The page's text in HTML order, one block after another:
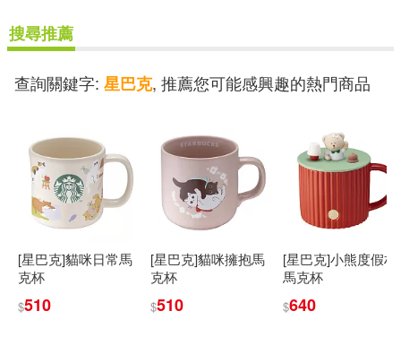
搜尋推薦
查詢關鍵字: 星巴克, 推薦您可能感興趣的熱門商品
[星巴克]貓咪日常馬
克杯
$510
[星巴克]貓咪擁抱馬
克杯
$510
[星巴克]小熊度假村
馬克杯
$640